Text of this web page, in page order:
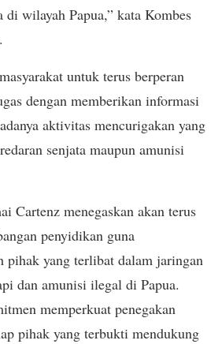
di wilayah Papua,” kata Kombes
untuk terus berperan
dengan memberikan informasi
aktivitas mencurigakan yang
senjata maupun amunisi
Cartenz menegaskan akan terus
penyidikan guna
pihak yang terlibat dalam jaringan
dan amunisi ilegal di Papua.
memperkuat penegakan
pihak yang terbukti mendukung